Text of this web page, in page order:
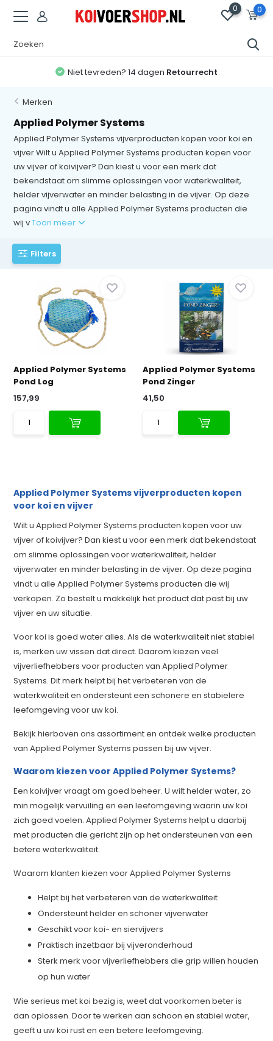
0 0
Niet tevreden? 14 dagen Retourrecht
Merken
Applied Polymer Systems
Applied Polymer Systems vijverproducten kopen voor koi en
vijver Wilt u Applied Polymer Systems producten kopen voor
uw vijver of koivijver? Dan kiest u voor een merk dat
bekendstaat om slimme oplossingen voor waterkwaliteit,
helder vijverwater en minder belasting in de vijver. Op deze
pagina vindt u alle Applied Polymer Systems producten die
wij vToon meer
Filters
Applied Polymer Systems
Pond Log
157,99
Applied Polymer Systems
Pond Zinger
41,50
Applied Polymer Systems vijverproducten kopen
voor koi en vijver
Wilt u Applied Polymer Systems producten kopen voor uw
vijver of koivijver? Dan kiest u voor een merk dat bekendstaat
om slimme oplossingen voor waterkwaliteit, helder
vijverwater en minder belasting in de vijver. Op deze pagina
vindt u alle Applied Polymer Systems producten die wij
verkopen. Zo bestelt u makkelijk het product dat past bij uw
vijver en uw situatie.
Voor koi is goed water alles. Als de waterkwaliteit niet stabiel
is, merken uw vissen dat direct. Daarom kiezen veel
vijverliefhebbers voor producten van Applied Polymer
Systems. Dit merk helpt bij het verbeteren van de
waterkwaliteit en ondersteunt een schonere en stabielere
leefomgeving voor uw koi.
Bekijk hierboven ons assortiment en ontdek welke producten
van Applied Polymer Systems passen bij uw vijver.
Waarom kiezen voor Applied Polymer Systems?
Een koivijver vraagt om goed beheer. U wilt helder water, zo
min mogelijk vervuiling en een leefomgeving waarin uw koi
zich goed voelen. Applied Polymer Systems helpt u daarbij
met producten die gericht zijn op het ondersteunen van een
betere waterkwaliteit.
Waarom klanten kiezen voor Applied Polymer Systems
Helpt bij het verbeteren van de waterkwaliteit
Ondersteunt helder en schoner vijverwater
Geschikt voor koi- en siervijvers
Praktisch inzetbaar bij vijveronderhoud
Sterk merk voor vijverliefhebbers die grip willen houden
op hun water
Wie serieus met koi bezig is, weet dat voorkomen beter is
dan oplossen. Door te werken aan schoon en stabiel water,
geeft u uw koi rust en een betere leefomgeving.